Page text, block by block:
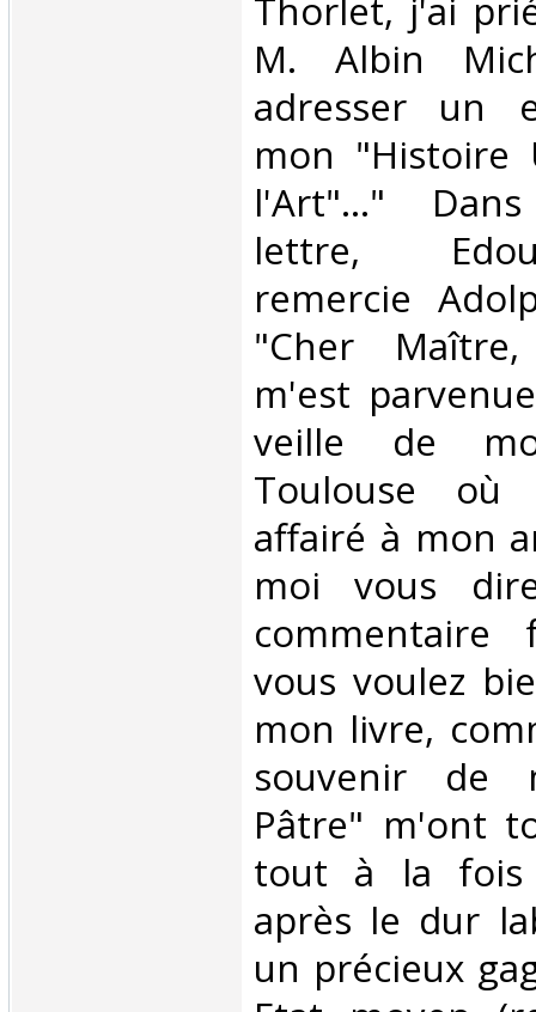
Thorlet, j'ai
M. Albin
adresser un
mon "Histoire
l'Art"..."
lettre,
remercie
"Cher
m'est
veille de
Toulouse
affairé à mon
moi vous
commentaire
vous voulez
mon livre,
souvenir de
Pâtre" m'ont
tout à la fois
après le dur
un précieux